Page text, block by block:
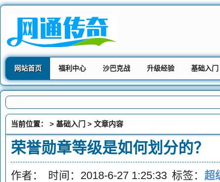
网站首页 福利中心 沙巴克战 升级经验 基础入门
当前位置： > 基础入门 > 文章内容
荣誉勋章等级是如何划分的？
作者： 时间：2018-6-27 1:25:33 标签： 超